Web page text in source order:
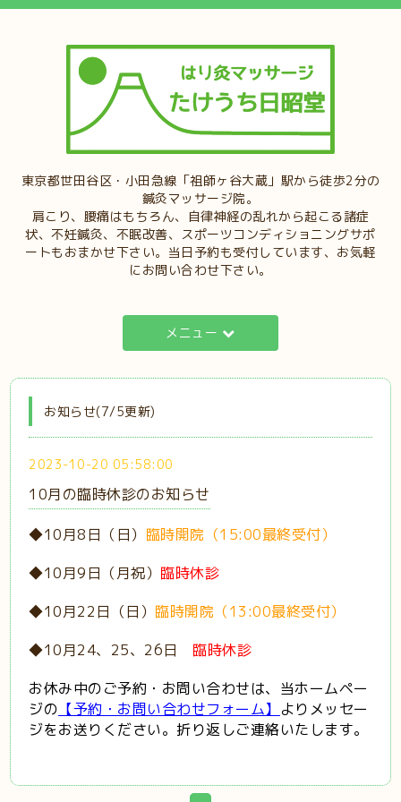
東京都世田谷区・小田急線「祖師ヶ谷大蔵」駅から徒歩2分の
鍼灸マッサージ院。
肩こり、腰痛はもちろん、自律神経の乱れから起こる諸症
状、不妊鍼灸、不眠改善、スポーツコンディショニングサポ
ートもおまかせ下さい。当日予約も受付しています、お気軽
にお問い合わせ下さい。
メニュー
お知らせ(7/5更新)
2023-10-20 05:58:00
10月の臨時休診のお知らせ
◆10月8日（日） 臨時開院（15:00最終受付）
◆10月9日（月祝） 臨時休診
◆10月22日（日） 臨時開院（13:00最終受付）
◆10月24、25、26日 臨時休診
お休み中のご予約・お問い合わせは、当ホームペー
ジの 【予約・お問い合わせフォーム】 よりメッセー
ジをお送りください。折り返しご連絡いたします。